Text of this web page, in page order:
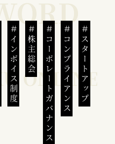
インボイス制度 株主総会 コーポレートガバナンスコンプライアンススタートアップ